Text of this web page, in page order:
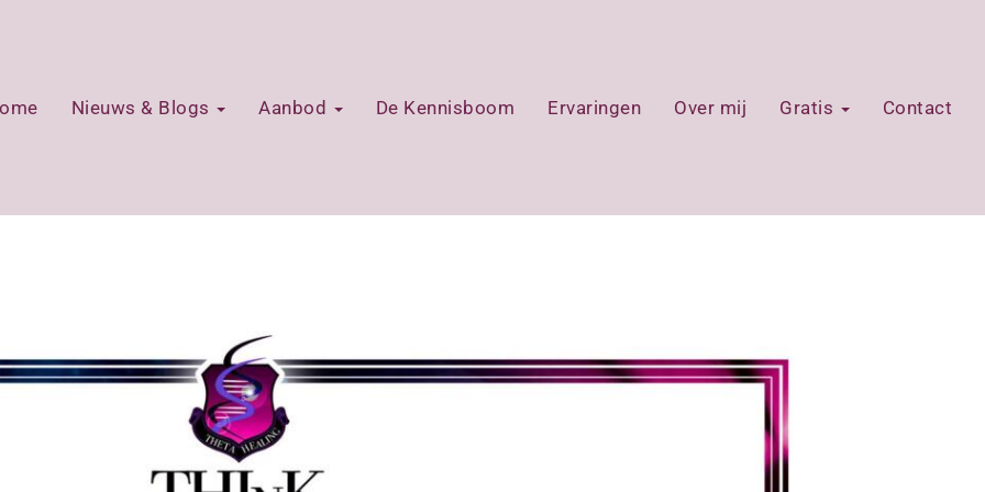
Nieuws & Blogs Aanbod De Kennisboom Ervaringen Over mij Gratis Contact